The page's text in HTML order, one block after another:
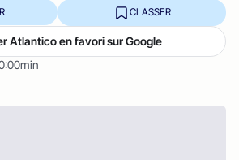
CLASSER
Atlantico en favori sur Google